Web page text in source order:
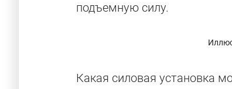
подъемную силу.
Какая силовая установка